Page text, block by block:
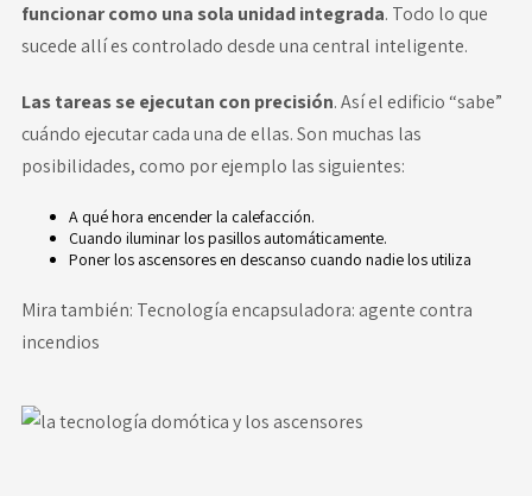
funcionar como una sola unidad integrada. Todo lo que
sucede allí es controlado desde una central inteligente.
Las tareas se ejecutan con precisión. Así el edificio “sabe”
cuándo ejecutar cada una de ellas. Son muchas las
posibilidades, como por ejemplo las siguientes:
A qué hora encender la calefacción.
Cuando iluminar los pasillos automáticamente.
Poner los ascensores en descanso cuando nadie los utiliza
Mira también: Tecnología encapsuladora: agente contra
incendios